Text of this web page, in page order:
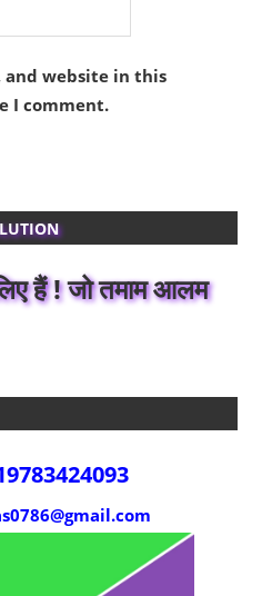
and website in this
I comment.
हैं ! जो तमाम आलम